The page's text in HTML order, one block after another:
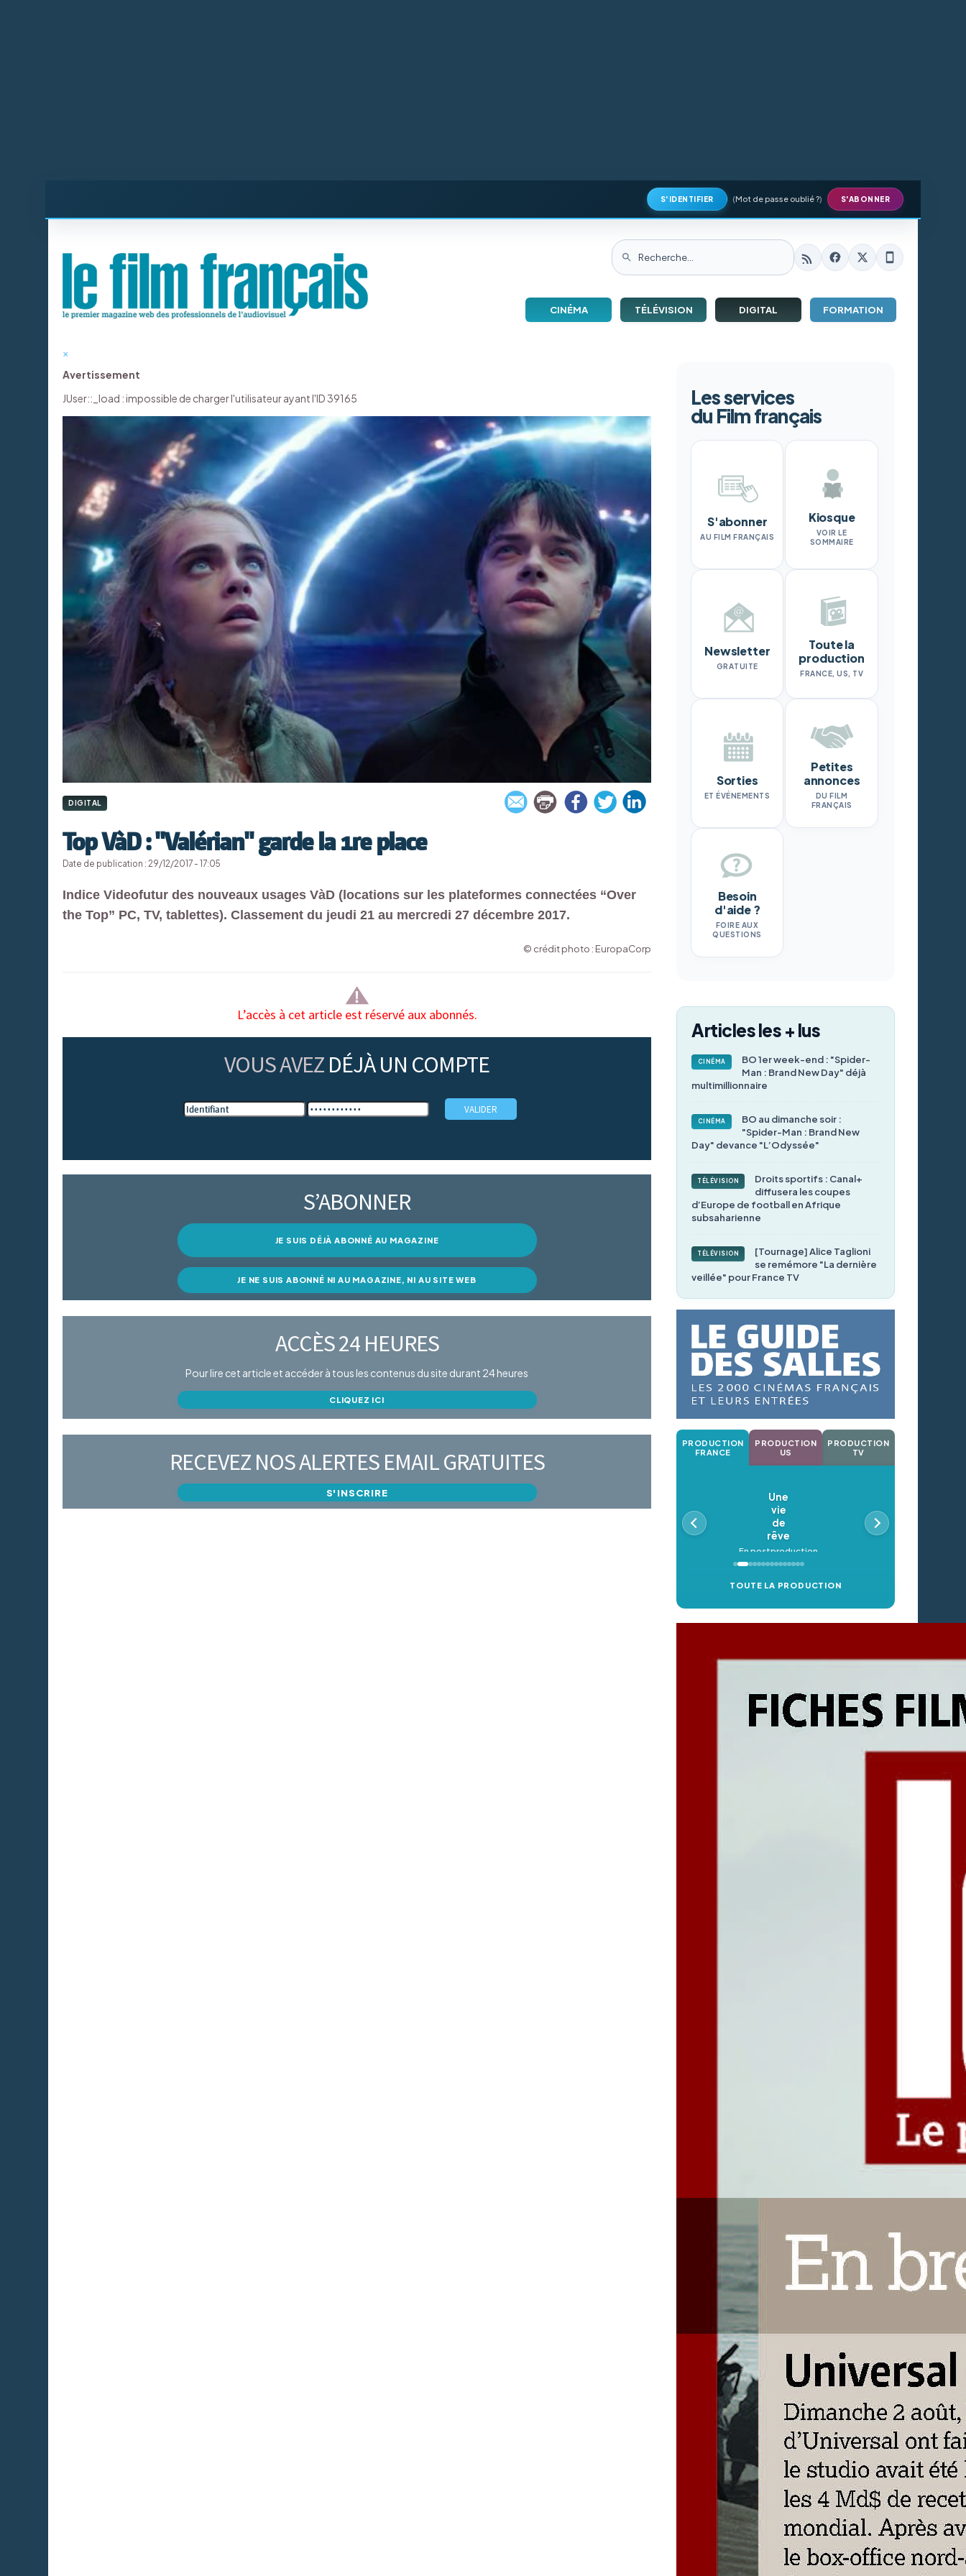
S'IDENTIFIER (Mot de passe oublié ?) S'ABONNER
CINÉMA TÉLÉVISION DIGITAL FORMATION
×
Avertissement
JUser::_load : impossible de charger l'utilisateur ayant l'ID 39165
DIGITAL
Top VàD : "Valérian" garde la 1re place
Date de publication : 29/12/2017 - 17:05
Indice Videofutur des nouveaux usages VàD (locations sur les plateformes connectées “Over
the Top” PC, TV, tablettes). Classement du jeudi 21 au mercredi 27 décembre 2017.
© crédit photo : EuropaCorp
L’accès à cet article est réservé aux abonnés.
VOUS AVEZ DÉJÀ UN COMPTE
S’ABONNER
JE SUIS DÉJÀ ABONNÉ AU MAGAZINE
JE NE SUIS ABONNÉ NI AU MAGAZINE, NI AU SITE WEB
ACCÈS 24 HEURES
Pour lire cet article et accéder à tous les contenus du site durant 24 heures
CLIQUEZ ICI
RECEVEZ NOS ALERTES EMAIL GRATUITES
S'INSCRIRE
Les services
du Film français
S'abonner
AU FILM FRANÇAIS
Kiosque
VOIR LE
SOMMAIRE
Newsletter
GRATUITE
Toute la
production
FRANCE, US, TV
Sorties
ET ÉVÉNEMENTS
Petites
annonces
DU FILM
FRANÇAIS
Besoin
d'aide ?
FOIRE AUX
QUESTIONS
Articles les + lus
CINÉMA
BO 1er week-end : "Spider-
Man : Brand New Day" déjà
multimillionnaire
CINÉMA
BO au dimanche soir :
"Spider-Man : Brand New
Day" devance "L’Odyssée"
TÉLÉVISION
Droits sportifs : Canal+
diffusera les coupes
d’Europe de football en Afrique
subsaharienne
TÉLÉVISION
[Tournage] Alice Taglioni
se remémore "La dernière
veillée" pour France TV
PRODUCTION
FRANCE
PRODUCTION
US
PRODUCTION
TV
Une
vie
de
rêve
En postproduction
TOUTE LA PRODUCTION